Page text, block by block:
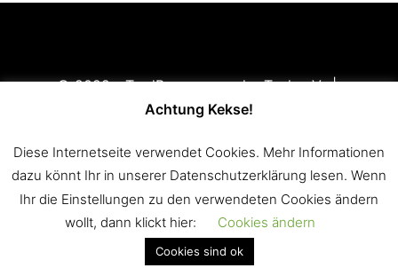
© 2022 - TradBogner von der Teck e.V. |
Disclaimer|Datenschutzerklärung
(WLSB)und imWürttembergischen Schützenverband
1850 e.V. (WSV)
Achtung Kekse!
Diese Internetseite verwendet Cookies. Mehr Informationen
dazu könnt Ihr in unserer Datenschutzerklärung lesen. Wenn
Ihr die Einstellungen zu den verwendeten Cookies ändern
wollt, dann klickt hier:
Cookies ändern
Cookies sind ok